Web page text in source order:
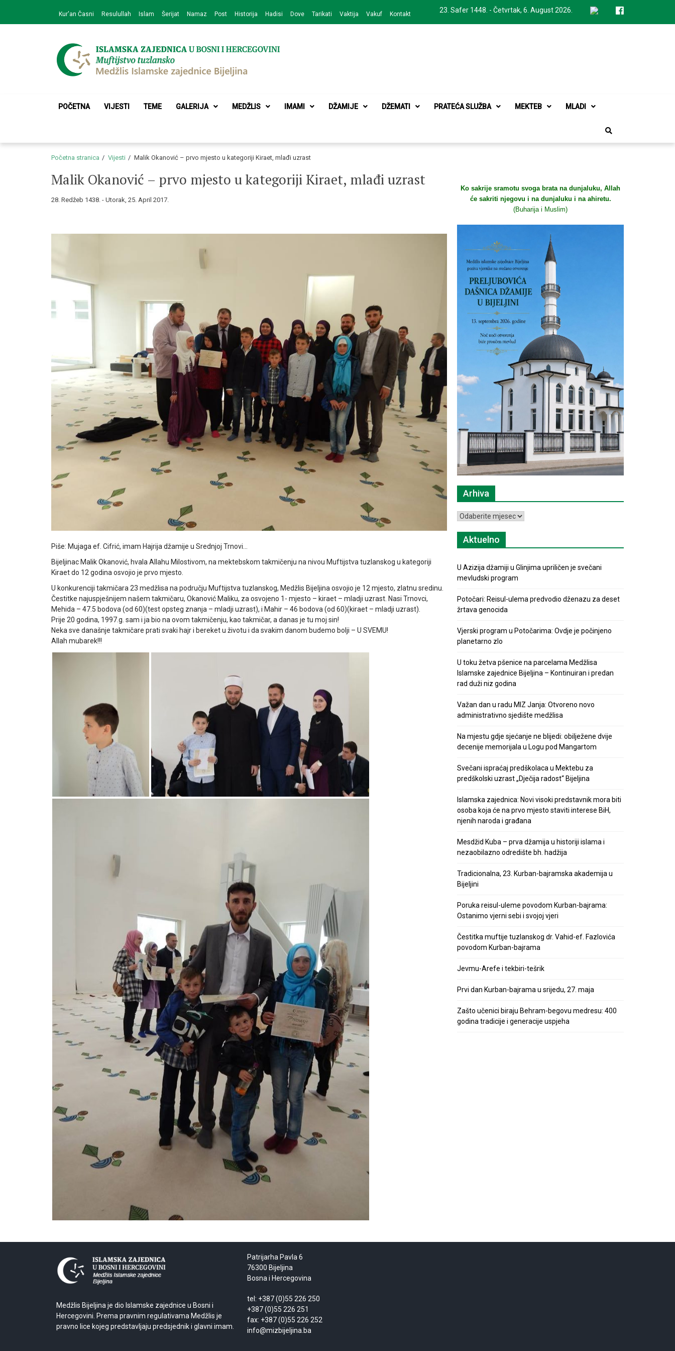
navigation
content
23. Safer 1448. - Četvrtak, 6. August 2026.
Kur'an Časni Resulullah Islam Šerijat Namaz Post Historija Hadisi Dove Tarikati Vaktija Vakuf Kontakt
Medžlis Islamske zajednice Bijeljina
POČETNA VIJESTI TEME GALERIJA MEDŽLIS IMAMI DŽAMIJE DŽEMATI PRATEĆA SLUŽBA MEKTEB MLADI
Početna stranica Vijesti Malik Okanović – prvo mjesto u kategoriji Kiraet, mlađi uzrast
Malik Okanović – prvo mjesto u kategoriji Kiraet, mlađi uzrast
28. Redžeb 1438. - Utorak, 25. April 2017.
Piše: Mujaga ef. Cifrić, imam Hajrija džamije u Srednjoj Trnovi…
Bijeljinac Malik Okanović, hvala Allahu Milostivom, na mektebskom takmičenju na nivou Muftijstva tuzlanskog u kategoriji
Kiraet do 12 godina osvojio je prvo mjesto.
U konkurenciji takmičara 23 medžlisa na području Muftijstva tuzlanskog, Medžlis Bijeljina osvojio je 12 mjesto, zlatnu sredinu.
Čestitke najuspješnijem našem takmičaru, Okanović Maliku, za osvojeno 1- mjesto – kiraet – mladji uzrast. Nasi Trnovci,
Mehida – 47.5 bodova (od 60)(test opsteg znanja – mladji uzrast), i Mahir – 46 bodova (od 60)(kiraet – mladji uzrast).
Prije 20 godina, 1997.g. sam i ja bio na ovom takmičenju, kao takmičar, a danas je tu moj sin!
Neka sve današnje takmičare prati svaki hajr i bereket u životu i da svakim danom budemo bolji – U SVEMU!
Allah mubarek!!!
Ko sakrije sramotu svoga brata na dunjaluku, Allah
će sakriti njegovu i na dunjaluku i na ahiretu.
(Buharija i Muslim)
Arhiva
Arhiva
Aktuelno
U Azizija džamiji u Glinjima upriličen je svečani
mevludski program
Potočari: Reisul-ulema predvodio dženazu za deset
žrtava genocida
Vjerski program u Potočarima: Ovdje je počinjeno
planetarno zlo
U toku žetva pšenice na parcelama Medžlisa
Islamske zajednice Bijeljina – Kontinuiran i predan
rad duži niz godina
Važan dan u radu MIZ Janja: Otvoreno novo
administrativno sjedište medžlisa
Na mjestu gdje sjećanje ne blijedi: obilježene dvije
decenije memorijala u Logu pod Mangartom
Svečani ispraćaj predškolaca u Mektebu za
predškolski uzrast „Dječija radost“ Bijeljina
Islamska zajednica: Novi visoki predstavnik mora biti
osoba koja će na prvo mjesto staviti interese BiH,
njenih naroda i građana
Mesdžid Kuba – prva džamija u historiji islama i
nezaobilazno odredište bh. hadžija
Tradicionalna, 23. Kurban-bajramska akademija u
Bijeljini
Poruka reisul-uleme povodom Kurban-bajrama:
Ostanimo vjerni sebi i svojoj vjeri
Čestitka muftije tuzlanskog dr. Vahid-ef. Fazlovića
povodom Kurban-bajrama
Jevmu-Arefe i tekbiri-tešrik
Prvi dan Kurban-bajrama u srijedu, 27. maja
Zašto učenici biraju Behram-begovu medresu: 400
godina tradicije i generacije uspjeha
Medžlis Bijeljina je dio Islamske zajednice u Bosni i
Hercegovini. Prema pravnim regulativama Medžlis je
pravno lice kojeg predstavljaju predsjednik i glavni imam.
Patrijarha Pavla 6
76300 Bijeljina
Bosna i Hercegovina
tel: +387 (0)55 226 250
+387 (0)55 226 251
fax: +387 (0)55 226 252
info@mizbijeljina.ba